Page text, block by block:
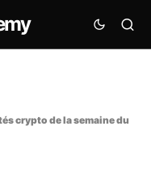
crypto de la semaine du